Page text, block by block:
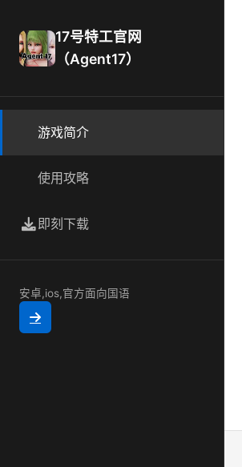
17号特工官网
（Agent17）
游戏简介
使用攻略
即刻下载
安卓,ios,官方面向国语